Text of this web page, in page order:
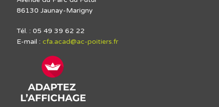
86130 Jaunay-Marigny
Tél. : 05 49 39 62 22
E-mail : cfa.acad@ac-poitiers.fr